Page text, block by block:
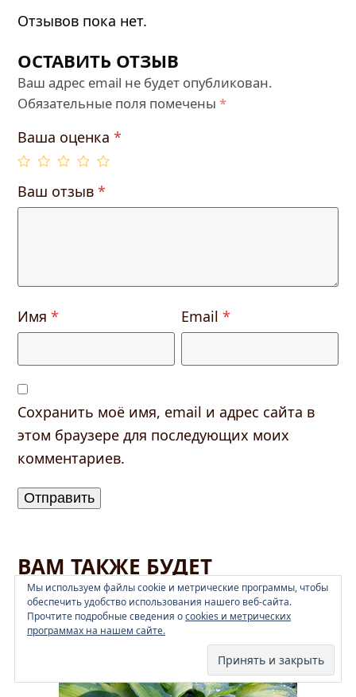
Отзывов пока нет.
ОСТАВИТЬ ОТЗЫВ
Ваш адрес email не будет опубликован.
Обязательные поля помечены*
Ваша оценка*
Ваш отзыв*
Имя* Email*
Сохранить моё имя, email и адрес сайта в
этом браузере для последующих моих
комментариев.
ВАМ ТАКЖЕ БУДЕТ
ИНТЕРЕСНО…
Мы используем файлы cookie и метрические программы, чтобы
обеспечить удобство использования нашего веб-сайта.
Прочтите подробные сведения оcookies и метрических
программах на нашем сайте.